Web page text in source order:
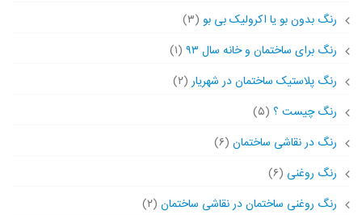
رنگ بدون بو یا اکرولیک بی بو (۳)
رنگ برای ساختمان و خانه سال ۹۳
(۱)
رنگ پلاستیک ساختمان در شهریار(۲)
رنگ چیست ؟ (۵)
رنگ در نقاشی ساختمان (۶)
رنگ روغنی (۶)
رنگ روغنی ساختمان در نقاشی ساختمان (۲)